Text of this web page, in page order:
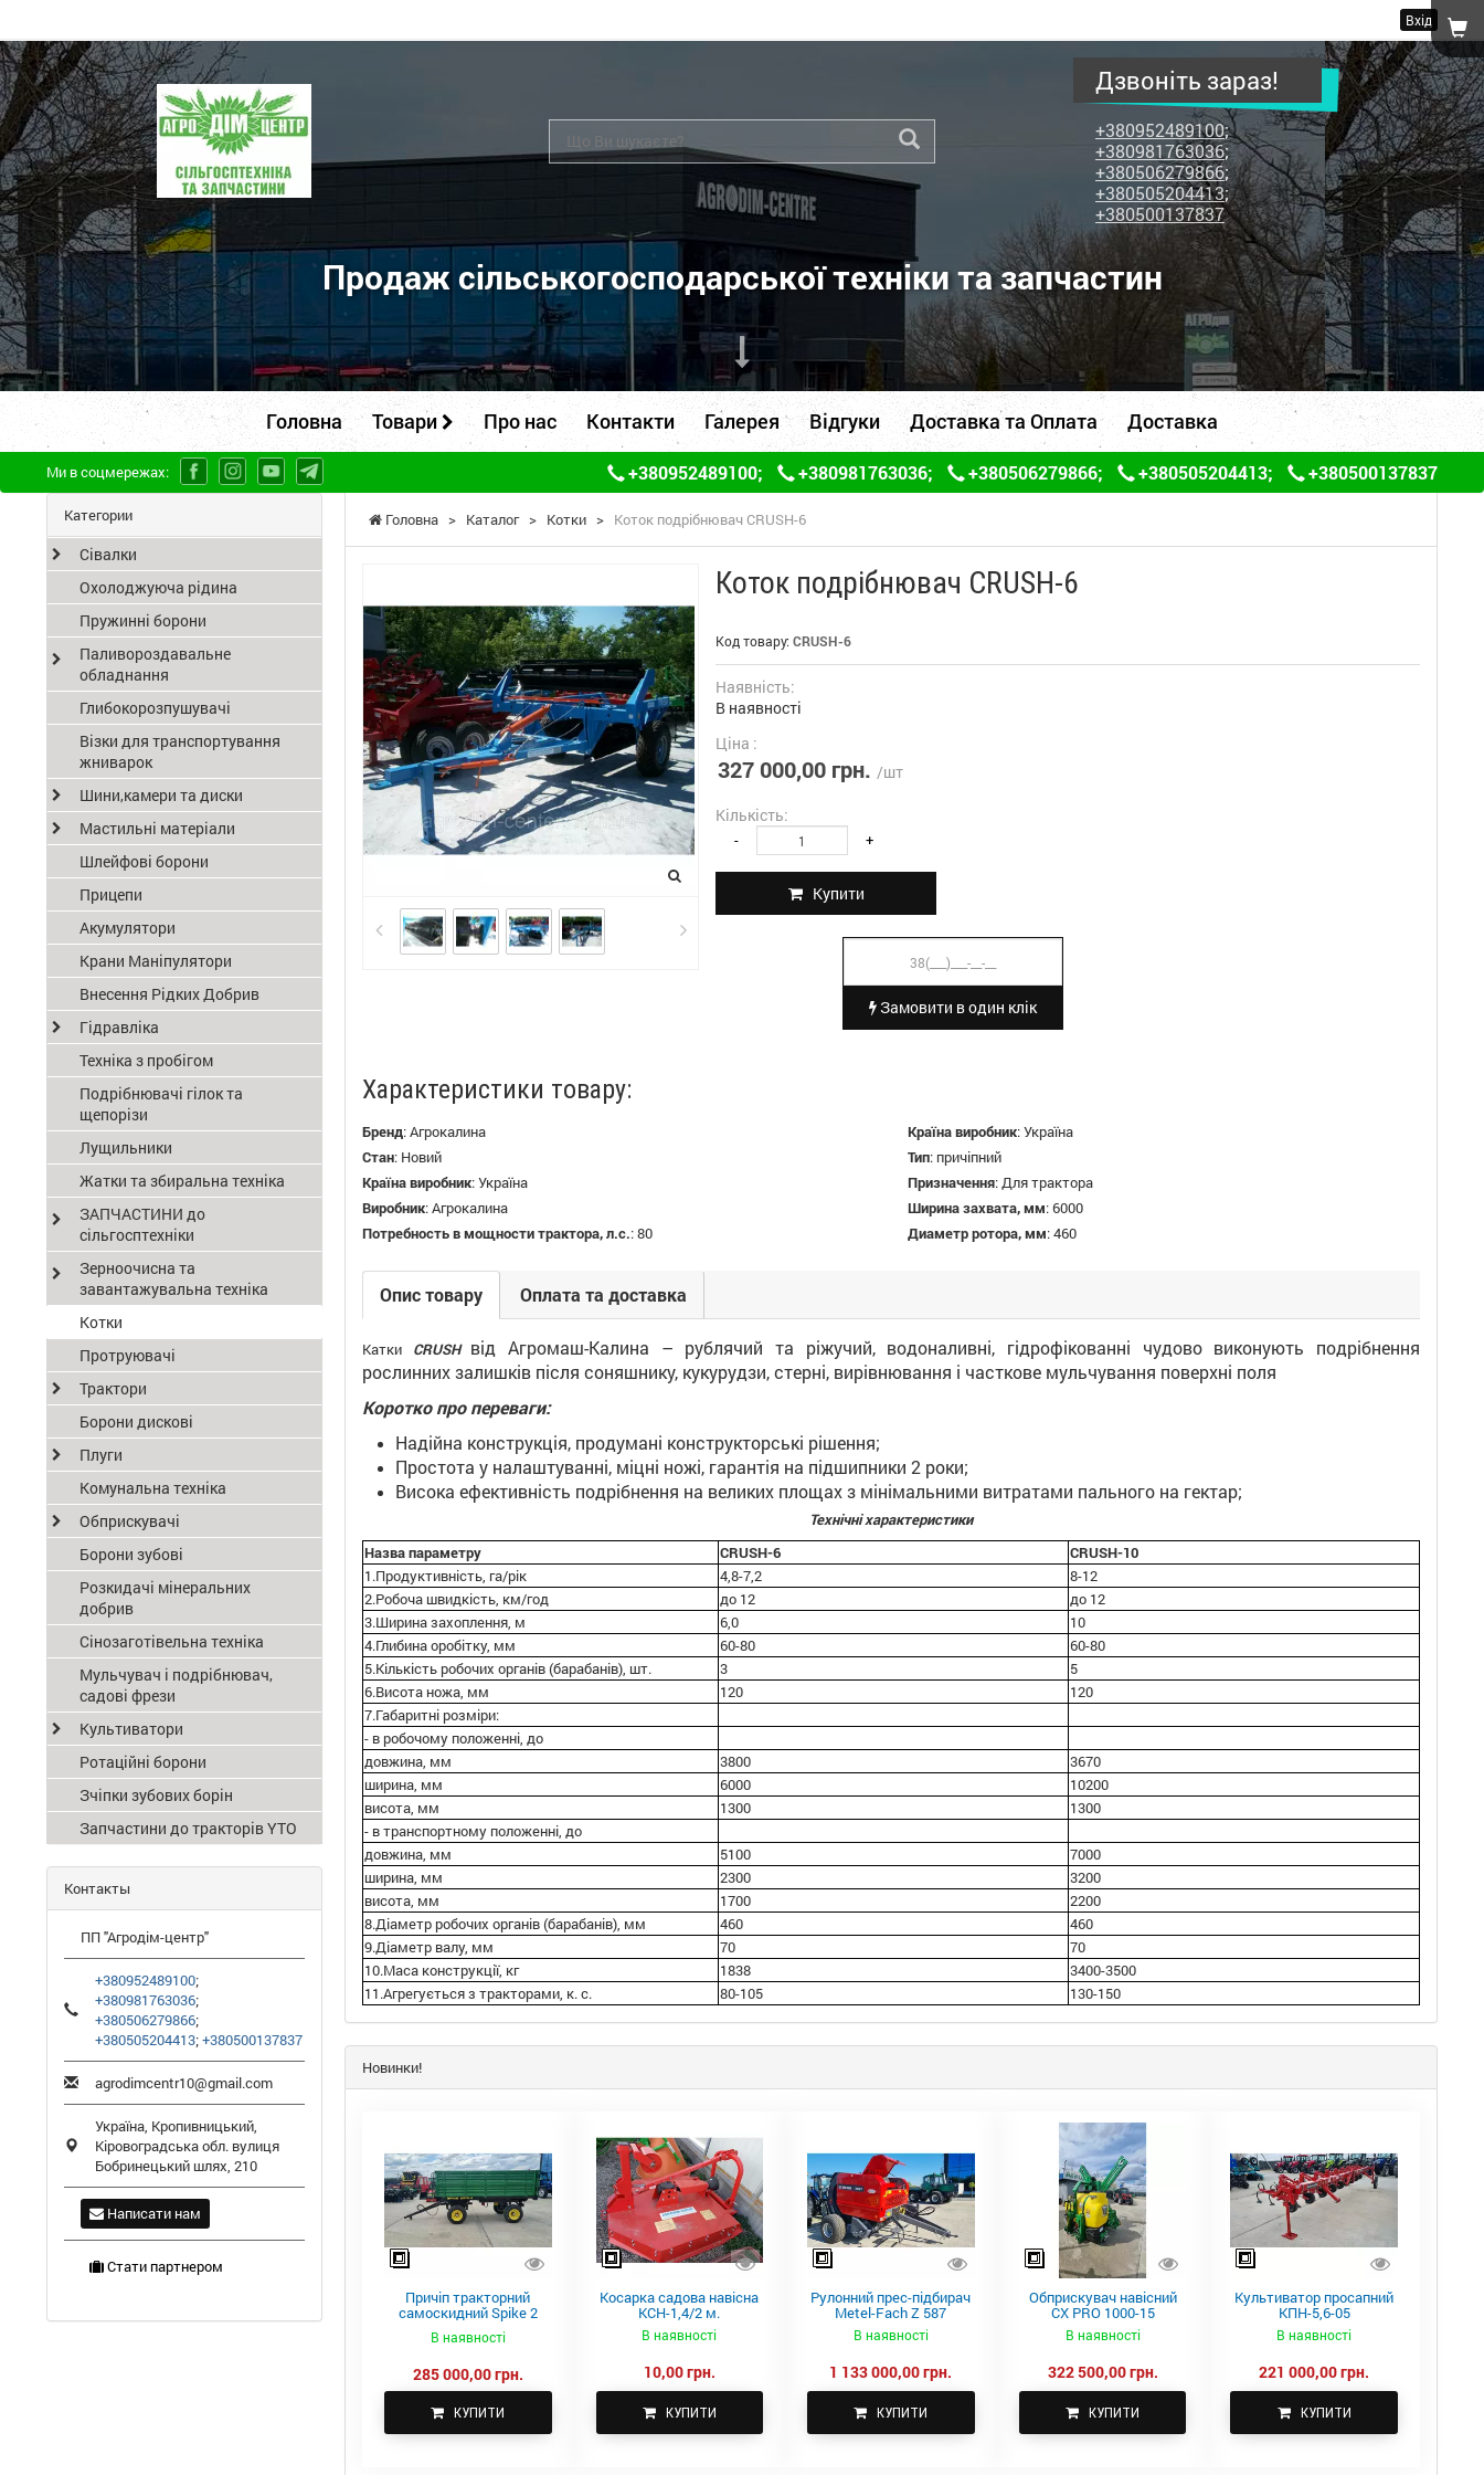
Вхід
ПП
"Агродім-
центр"
-
продаж
сільськогосподарської
техніки
та
запчастин
Дзвоніть зараз!
+380952489100;
+380981763036;
+380506279866;
+380505204413;
+380500137837
Продаж сільськогосподарської техніки та запчастин
Головна Товари Про нас Контакти Галерея Відгуки Доставка та Оплата Доставка
Ми в соцмережах: +380952489100; +380981763036; +380506279866; +380505204413; +380500137837
Головна > Каталог > Котки > Коток подрібнювач CRUSH-6
Коток подрібнювач CRUSH-6
Код товару: CRUSH-6
Наявність:
В наявності
Ціна :
327 000,00 грн. /шт
Кількість:
- +
Купити
Замовити в один клік
Характеристики товару:
Бренд:Агрокалина Країна виробник:Україна
Стан: Новий Тип: причіпний
Країна виробник:Україна Призначення:Для трактора
Виробник:Агрокалина Ширина захвата, мм:6000
Потребность в мощности трактора, л.с.:80 Диаметр ротора, мм:460
Опис товару Оплата та доставка
Катки CRUSH від Агромаш-Калина – рублячий та ріжучий, водоналивні, гідрофікованні чудово виконують подрібнення
рослинних залишків після соняшнику, кукурудзи, стерні, вирівнювання і часткове мульчування поверхні поля
Коротко про переваги:
Надійна конструкція, продумані конструкторські рішення;
Простота у налаштуванні, міцні ножі, гарантія на підшипники 2 роки;
Висока ефективність подрібнення на великих площах з мінімальними витратами пального на гектар;
Технічні характеристики
Назва параметру
CRUSH-6
CRUSH-10
1.Продуктивність, га/рік
4,8-7,2
8-12
2.Робоча швидкість, км/год
до 12
до 12
3.Ширина захоплення, м
6,0
10
4.Глибина оробітку, мм
60-80
60-80
5.Кількість робочих органів (барабанів), шт.
3
5
6.Висота ножа, мм
120
120
7.Габаритні розміри:
- в робочому положенні, до
довжина, мм
3800
3670
ширина, мм
6000
10200
висота, мм
1300
1300
- в транспортному положенні, до
довжина, мм
5100
7000
ширина, мм
2300
3200
висота, мм
1700
2200
8.Діаметр робочих органів (барабанів), мм
460
460
9.Діаметр валу, мм
70
70
10.Маса конструкції, кг
1838
3400-3500
11.Агрегується з тракторами, к. с.
80-105 130-150
Новинки!
Причіп тракторний
самоскидний Spike 2
В наявності
285 000,00 грн.
КУПИТИ
Косарка садова навісна
КСН-1,4/2 м.
В наявності
10,00 грн.
КУПИТИ
Рулонний прес-підбирач
Metel-Fach Z 587
В наявності
1 133 000,00 грн.
КУПИТИ
Обприскувач навісний
CX PRO 1000-15
В наявності
322 500,00 грн.
КУПИТИ
Культиватор просапний
КПН-5,6-05
В наявності
221 000,00 грн.
КУПИТИ
Категории
Сівалки
Охолоджуюча рідина
Пружинні борони
Паливороздавальне
обладнання
Глибокорозпушувачі
Візки для транспортування
жниварок
Шини,камери та диски
Мастильні матеріали
Шлейфові борони
Прицепи
Акумулятори
Крани Маніпулятори
Внесення Рідких Добрив
Гідравліка
Техніка з пробігом
Подрібнювачі гілок та
щепорізи
Лущильники
Жатки та збиральна техніка
ЗАПЧАСТИНИ до
сільгосптехніки
Зерноочисна та
завантажувальна техніка
Котки
Протруювачі
Трактори
Борони дискові
Плуги
Комунальна техніка
Обприскувачі
Борони зубові
Розкидачі мінеральних
добрив
Сінозаготівельна техніка
Мульчувач і подрібнювач,
садові фрези
Культиватори
Ротаційні борони
Зчіпки зубових борін
Запчастини до тракторів YTO
Контакты
ПП "Агродім-центр"
+380952489100;
+380981763036;
+380506279866;
+380505204413;+380500137837
agrodimcentr10@gmail.com
Україна, Кропивницький,
Кіровоградська обл. вулиця
Бобринецький шлях, 210
Написати нам
Стати партнером